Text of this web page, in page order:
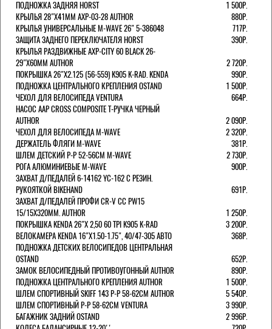
ПОДНОЖКА ЗАДНЯЯ HORST
1 500Р.
КРЫЛЬЯ 28"Х41ММ AXP-03-28 AUTHOR
880Р.
КРЫЛЬЯ УНИВЕРСАЛЬНЫЕ M-WAVE 26" 5-386048
717Р.
ЗАЩИТА ЗАДНЕГО ПЕРЕКЛЮЧАТЕЛЯ HORST
390Р.
КРЫЛЬЯ РАЗДВИЖНЫЕ AXP-CITY 60 BLACK 26-
29"Х60ММ AUTHOR
2 720Р.
ПОКРЫШКА 26"Х2.125 (56-559) K905 K-RAD. KENDA
990Р.
ПОДНОЖКА ЦЕНТРАЛЬНОГО КРЕПЛЕНИЯ OSTAND
1 500Р.
ЧЕХОЛ ДЛЯ ВЕЛОСИПЕДА VENTURA
664Р.
НАСОС AAP CROSS COMPOSITE Т-РУЧКА ЧЕРНЫЙ
AUTHOR
2 090Р.
ЧЕХОЛ ДЛЯ ВЕЛОСИПЕДА M-WAVE
2 320Р.
ДЕРЖАТЕЛЬ ФЛЯГИ M-WAVE
381Р.
ШЛЕМ ДЕТСКИЙ Р-Р 52-56СМ M-WAVE
2 730Р.
РОГА АЛЮМИНИЕВЫЕ M-WAVE
900Р.
ЗАХВАТ Д/ПЕДАЛЕЙ 6-14162 YC-162 С РЕЗИН.
РУКОЯТКОЙ BIKEHAND
691Р.
ЗАХВАТ Д/ПЕДАЛЕЙ ПРОФИ CR-V CC PW15
15/15X320ММ. AUTHOR
1 250Р.
ПОКРЫШКА KENDA 26"Х 2,50 60 TPI K905 K-RAD
3 200Р.
ВЕЛОКАМЕРА KENDA 16"Х1.50-1.75", 40/47-305 АВТО
368Р.
ПОДНОЖКА ДЕТСКИХ ВЕЛОСИПЕДОВ ЦЕНТРАЛЬНАЯ
OSTAND
652Р.
ЗАМОК ВЕЛОСИПЕДНЫЙ ПРОТИВОУГОННЫЙ AUTHOR
890Р.
ПОДНОЖКА ЦЕНТРАЛЬНОГО КРЕПЛЕНИЯ AUTHOR
1 500Р.
ШЛЕМ СПОРТИВНЫЙ SKIFF 143 Р-Р 58-62СМ AUTHOR
5 540Р.
ШЛЕМ СПОРТИВНЫЙ Р-Р 58-62СМ VENTURA
3 990Р.
БАГАЖНИК ЗАДНИЙ OSTAND
2 996Р.